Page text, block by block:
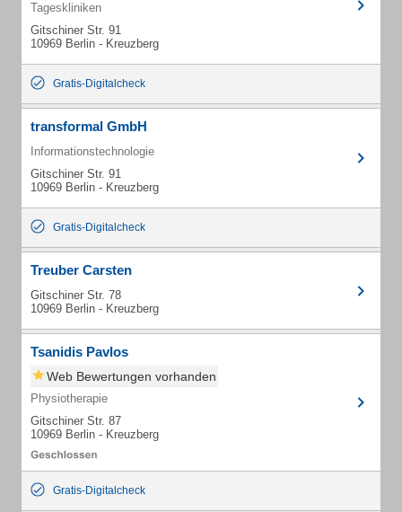
Tageskliniken
Gitschiner Str. 91
10969 Berlin - Kreuzberg
Gratis-Digitalcheck
transformal GmbH
Informationstechnologie
Gitschiner Str. 91
10969 Berlin - Kreuzberg
Gratis-Digitalcheck
Treuber Carsten
Gitschiner Str. 78
10969 Berlin - Kreuzberg
Tsanidis Pavlos
Web Bewertungen vorhanden
Physiotherapie
Gitschiner Str. 87
10969 Berlin - Kreuzberg
Gratis-Digitalcheck